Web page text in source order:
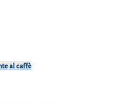
al caffè